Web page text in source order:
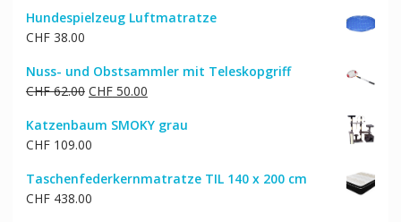
war:
ist:
Hundespielzeug Luftmatratze
CHF38.00
Nuss- und Obstsammler mit Teleskopgriff
CHF62.00 Ursprünglicher
war:
CHF 62.00
CHF50.00Aktueller
ist:
Katzenbaum SMOKY grau
CHF109.00
Taschenfederkernmatratze TIL 140 x 200 cm
CHF438.00